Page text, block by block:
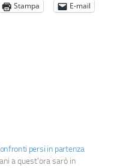
Stampa
E-mail
persi in partenza
a quest'ora sarò in